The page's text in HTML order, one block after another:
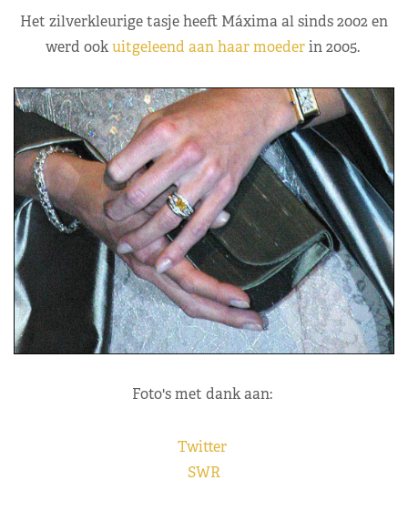
Het zilverkleurige tasje heeft Máxima al sinds 2002 en
werd ookuitgeleend aan haar moederin 2005.
Foto's met dank aan:
Twitter
SWR